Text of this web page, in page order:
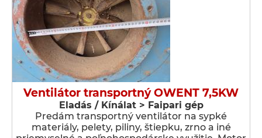
Ventilátor transportný OWENT 7,5KW
Eladás / Kínálat > Faipari gép
Predám transportný ventilátor na sypké
materiály, pelety, piliny, štiepku, zrno a iné